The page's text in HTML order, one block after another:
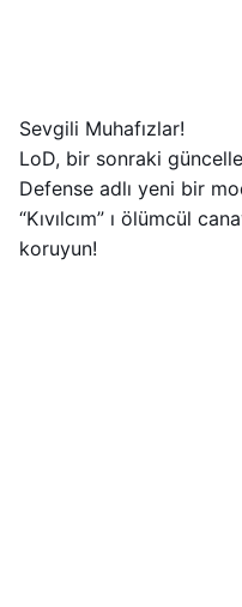
Sevgili Muhafızlar!
LoD, bir sonraki
Defense adlı yeni bir
“Kıvılcım” ı ölümcül
koruyun!